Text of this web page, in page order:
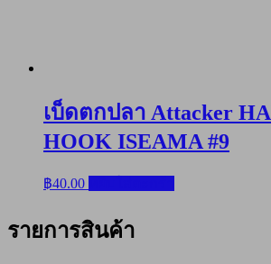
เบ็ดตกปลา Attacker
HOOK ISEAMA #9
฿40.00
รายการสินค้า